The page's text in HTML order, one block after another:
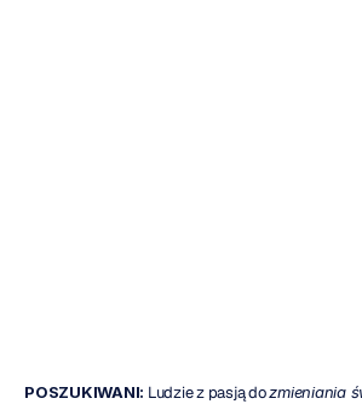
POSZUKIWANI: Ludzie z pasją do zmieniania